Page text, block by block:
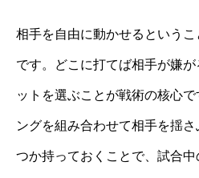
相手を自由に動かせるという
です。どこに打てば相手が嫌
ットを選ぶことが戦術の核心
ングを組み合わせて相手を揺
つか持っておくことで、試合